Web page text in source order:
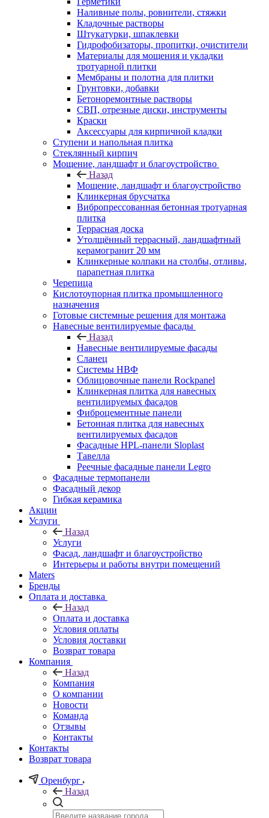
Наливные полы, ровнители, стяжки
Кладочные растворы
Штукатурки, шпаклевки
Гидрофобизаторы, пропитки, очистители
Материалы для мощения и укладки
тротуарной плитки
Мембраны и полотна для плитки
Грунтовки, добавки
Бетоноремонтные растворы
СВП, отрезные диски, инструменты
Краски
Аксессуары для кирпичной кладки
Ступени и напольная плитка
Cтеклянный кирпич
Мощение, ландшафт и благоустройство
Назад
Мощение, ландшафт и благоустройство
Клинкерная брусчатка
Вибропрессованная бетонная тротуарная
плитка
Террасная доска
Утолщённый террасный, ландшафтный
керамогранит 20 мм
Клинкерные колпаки на столбы, отливы,
парапетная плитка
Черепица
Кислотоупорная плитка промышленного
назначения
Готовые системные решения для монтажа
Навесные вентилируемые фасады
Назад
Навесные вентилируемые фасады
Сланец
Системы НВФ
Облицовочные панели Rockpanel
Клинкерная плитка для навесных
вентилируемых фасадов
Фиброцементные панели
Бетонная плитка для навесных
вентилируемых фасадов
Фасадные HPL-панели Sloplast
Тавелла
Реечные фасадные панели Legro
Фасадные термопанели
Фасадный декор
Гибкая керамика
Акции
Услуги
Назад
Услуги
Фасад, ландшафт и благоустройство
Интерьеры и работы внутри помещений
Maters
Бренды
Оплата и доставка
Назад
Оплата и доставка
Условия оплаты
Условия доставки
Возврат товара
Компания
Назад
Компания
О компании
Новости
Команда
Отзывы
Контакты
Контакты
Возврат товара
Оренбург
Назад